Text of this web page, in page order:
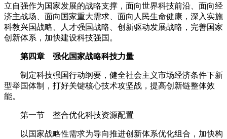
立自强作为国家发展的战略支撑，面向世界科技前沿、面向经
济主战场、面向国家重大需求、面向人民生命健康，深入实施
科教兴国战略、人才强国战略、创新驱动发展战略，完善国家
创新体系，加快建设科技强国。
第四章 强化国家战略科技力量
制定科技强国行动纲要，健全社会主义市场经济条件下新
型举国体制，打好关键核心技术攻坚战，提高创新链整体效
能。
第一节 整合优化科技资源配置
以国家战略性需求为导向推进创新体系优化组合，加快构